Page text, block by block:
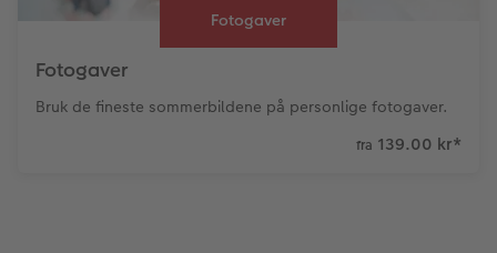
Fotogaver
Fotogaver
Bruk de fineste sommerbildene på personlige fotogaver.
fra 139.00 kr*